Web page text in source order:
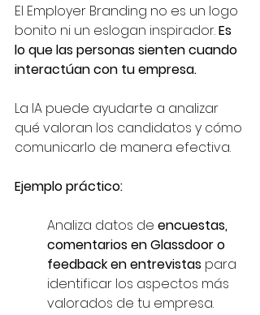
El Employer Branding no es un logo
bonito ni un eslogan inspirador. Es
lo que las personas sienten cuando
interactúan con tu empresa.
La IA puede ayudarte a analizar
qué valoran los candidatos y cómo
comunicarlo de manera efectiva.
Ejemplo práctico:
Analiza datos de encuestas,
comentarios en Glassdoor o
feedback en entrevistas para
identificar los aspectos más
valorados de tu empresa.